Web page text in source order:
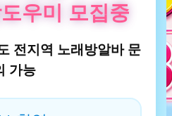
우미 모집중
전지역 노래방알바 문
가능